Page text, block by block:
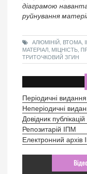
діаграмою
руйнування
АЛЮМІНІЙ, ВТОМА,
МАТЕРІАЛ, МІЦНІСТЬ,
ТРИТОЧКОВИЙ ЗГИН
Періодичні видання
Неперіодичні
Довідник
Репозитарій ІПМ
Електронний архів